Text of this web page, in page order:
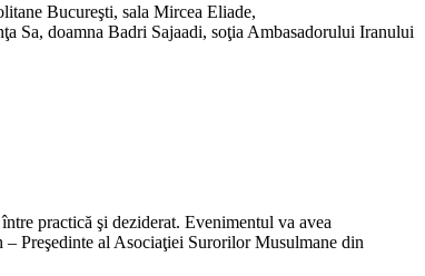
Bucureşti, sala Mircea Eliade,
Sa, doamna Badri Sajaadi, soţia Ambasadorului Iranului
practică şi deziderat. Evenimentul va avea
Preşedinte al Asociaţiei Surorilor Musulmane din